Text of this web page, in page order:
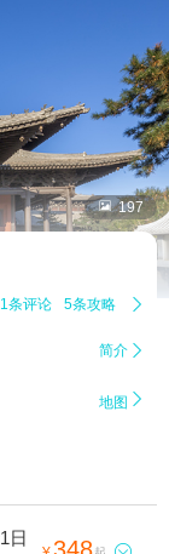
 197
条评论 5条攻略 
简介 
地图 
日